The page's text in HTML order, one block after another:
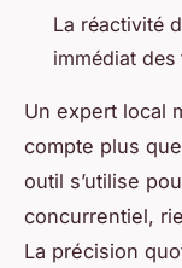
La réactivité
immédiat des
Un expert local
compte plus
outil s’utilise
concurrentiel,
La précision